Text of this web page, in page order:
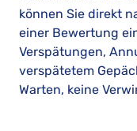
können Sie direkt
einer Bewertung
Verspätungen,
verspätetem
Warten, keine